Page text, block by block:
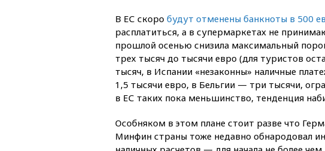
В ЕС скоро будут отменены банкноты в 500
расплатиться, а в супермаркетах не
прошлой осенью снизила максимальный
трех тысяч до тысячи евро (для туристов
тысяч, в Испании «незаконны» наличные
1,5 тысячи евро, в Бельгии — три тысячи,
в ЕС таких пока меньшинство, тенденция
Особняком в этом плане стоит разве что
Минфин страны тоже недавно обнародовал